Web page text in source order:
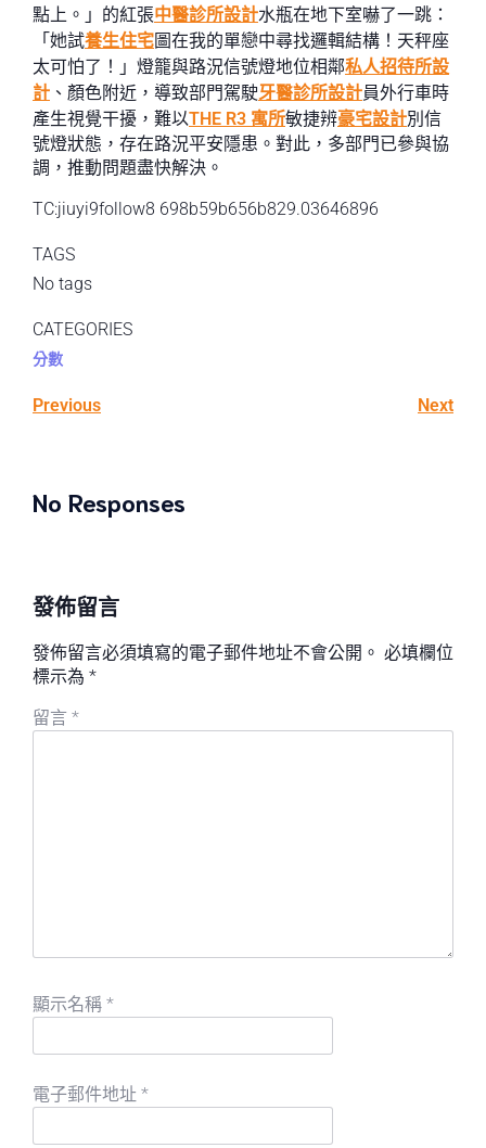
點上。」的紅張中醫診所設計水瓶在地下室嚇了一跳：
「她試養生住宅圖在我的單戀中尋找邏輯結構！天秤座
太可怕了！」燈籠與路況信號燈地位相鄰私人招待所設
計 、顏色附近，導致部門駕駛牙醫診所設計員外行車時
產生視覺干擾，難以THE R3 寓所敏捷辨豪宅設計別信
號燈狀態，存在路況平安隱患。對此，多部門已參與協
調，推動問題盡快解決。
TC:jiuyi9follow8 698b59b656b829.03646896
TAGS
No tags
CATEGORIES
分數
Previous Next
No Responses
發佈留言
發佈留言必須填寫的電子郵件地址不會公開。 必填欄位
標示為 *
留言 *
顯示名稱 *
電子郵件地址 *